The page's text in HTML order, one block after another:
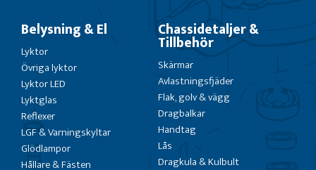
Belysning & El
Lyktor
Övriga lyktor
Lyktor LED
Lyktglas
Reflexer
LGF & Varningskyltar
Glödlampor
Hållare & Fästen
Chassidetaljer &
Tillbehör
Skärmar
Avlastningsfjäder
Flak, golv & vägg
Dragbalkar
Handtag
Lås
Dragkula & Kulbult